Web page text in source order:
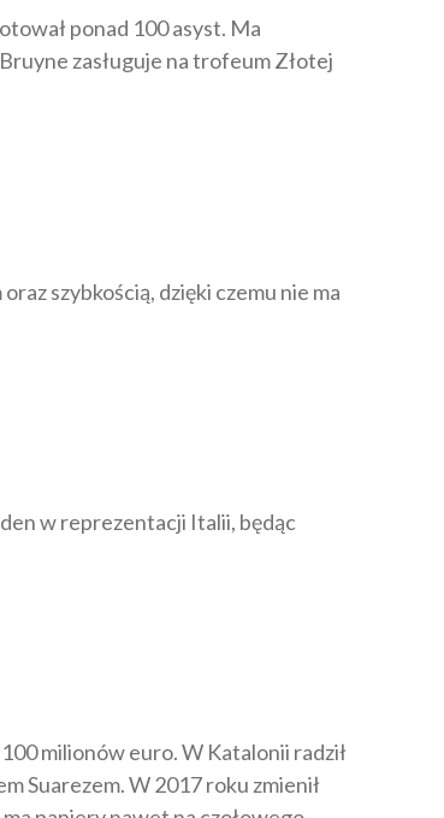
ponad 100 asyst. Ma
zasługuje na trofeum Złotej
szybkością, dzięki czemu nie ma
w reprezentacji Italii, będąc
milionów euro. W Katalonii radził
Suarezem. W 2017 roku zmienił